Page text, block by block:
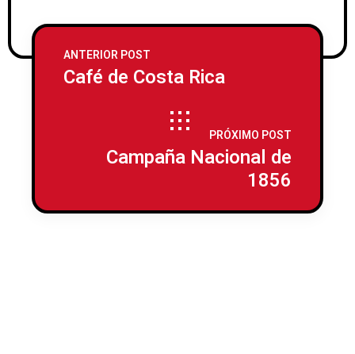
ANTERIOR POST
Café de Costa Rica
PRÓXIMO POST
Campaña Nacional de
1856